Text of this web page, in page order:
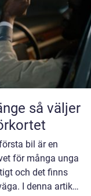
bil är en
för många unga
och det finns
I denna artikel